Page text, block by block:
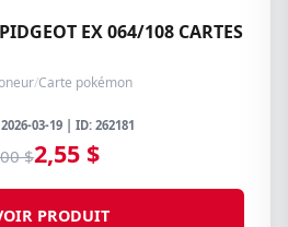
EX 064/108 CARTES
/Carte pokémon
03-19 | ID: 262181
$2,55 $
PRODUIT